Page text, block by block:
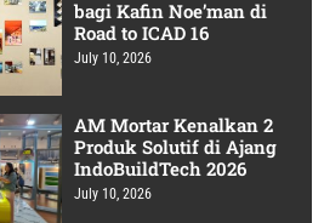
bagi Kafin Noe’man di
Road to ICAD 16
July 10, 2026
AM Mortar Kenalkan 2
Produk Solutif di Ajang
IndoBuildTech 2026
July 10, 2026